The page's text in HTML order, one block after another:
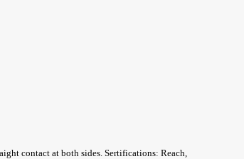
contact at both sides. Sertifications: Reach,